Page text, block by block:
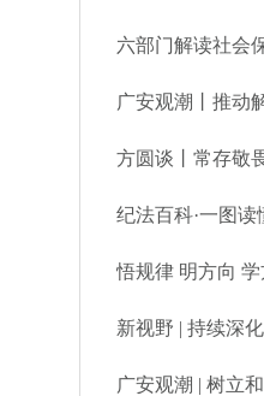
六部门解读社会
广安观潮丨推动
方圆谈丨常存敬
纪法百科·一图
悟规律 明方向
新视野 | 持续深
广安观潮 | 树立